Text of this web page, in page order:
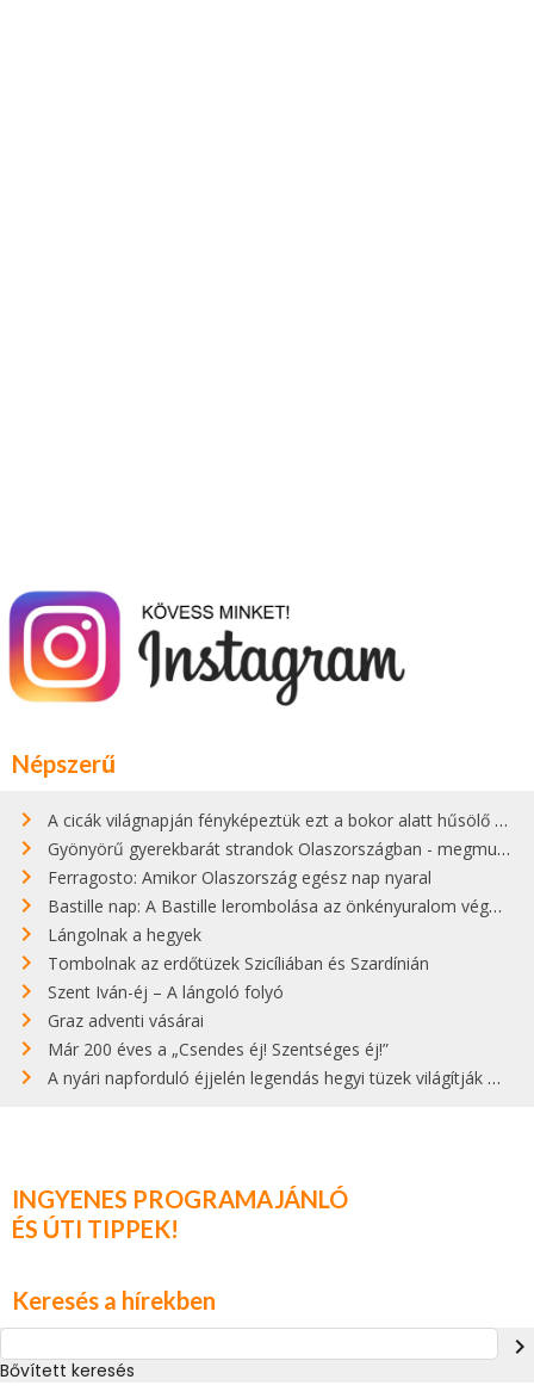
Népszerű
A cicák világnapján fényképeztük ezt a bokor alatt hűsölő cicát Kisorosziban
Gyönyörű gyerekbarát strandok Olaszországban - megmutatjuk a 15 legjobbat
Ferragosto: Amikor Olaszország egész nap nyaral
Bastille nap: A Bastille lerombolása az önkényuralom végét jelentette
Lángolnak a hegyek
Tombolnak az erdőtüzek Szicíliában és Szardínián
Szent Iván-éj – A lángoló folyó
Graz adventi vásárai
Már 200 éves a „Csendes éj! Szentséges éj!”
A nyári napforduló éjjelén legendás hegyi tüzek világítják meg Zugspitzét
INGYENES PROGRAMAJÁNLÓ
ÉS ÚTI TIPPEK!
Keresés a hírekben
navigate_next
Bővített keresés